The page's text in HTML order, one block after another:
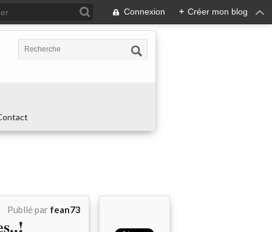
Connexion + Créer mon blog
Publié par fean73